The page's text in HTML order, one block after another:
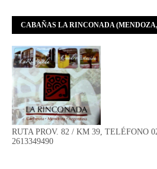
CABAÑAS LA RINCONADA
RUTA PROV. 82 / KM 39, TELÉFONO
2613349490